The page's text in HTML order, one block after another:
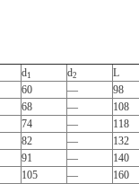
d1 d2
L
60 —
98
68 —
108
74 —
118
82 —
132
91 —
140
105 —
160